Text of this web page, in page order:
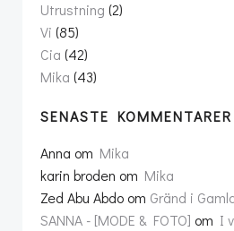
Utrustning (2)
Vi (85)
Cia (42)
Mika (43)
SENASTE KOMMENTARER
Anna om Mika
karin broden om Mika
Zed Abu Abdo om Gränd i
SANNA - [MODE & FOTO] om I